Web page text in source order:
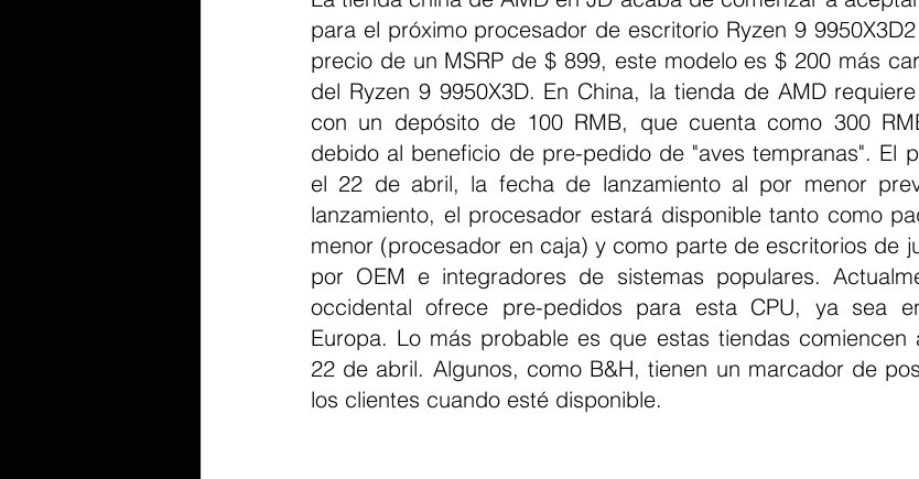
para el próximo procesador de escritorio Ryzen 9
precio de un MSRP de $ 899, este modelo es $ 200 más
del Ryzen 9 9950X3D. En China, la tienda de AMD
con un depósito de 100 RMB, que cuenta como 300
debido al beneficio de pre-pedido de "aves tempranas". El
el 22 de abril, la fecha de lanzamiento al por menor
lanzamiento, el procesador estará disponible tanto como
menor (procesador en caja) y como parte de escritorios de
por OEM e integradores de sistemas populares.
occidental ofrece pre-pedidos para esta CPU, ya sea
Europa. Lo más probable es que estas tiendas
22 de abril. Algunos, como B&H, tienen un marcador de
los clientes cuando esté disponible.